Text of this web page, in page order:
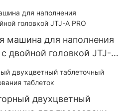
машина для наполнения
двойной головкой JTJ-A
двухцветный